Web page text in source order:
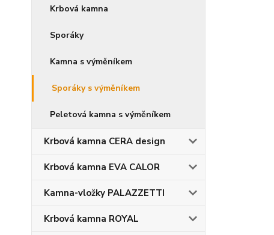
Krbová kamna
Sporáky
Kamna s výměníkem
Sporáky s výměníkem
Peletová kamna s výměníkem
Krbová kamna CERA design
Krbová kamna EVA CALOR
Kamna-vložky PALAZZETTI
Krbová kamna ROYAL